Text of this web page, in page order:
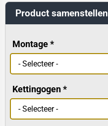
Product samenstellen
Montage
Kettingogen